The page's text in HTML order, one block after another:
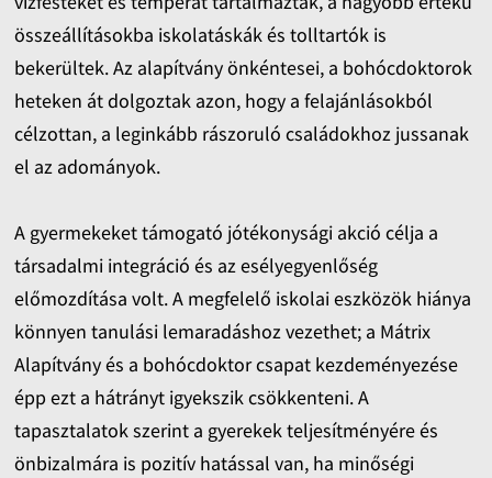
összeállításokba iskolatáskák és tolltartók is
bekerültek. Az alapítvány önkéntesei, a bohócdoktorok
heteken át dolgoztak azon, hogy a felajánlásokból
célzottan, a leginkább rászoruló családokhoz jussanak
el az adományok.
A gyermekeket támogató jótékonysági akció célja a
társadalmi integráció és az esélyegyenlőség
előmozdítása volt. A megfelelő iskolai eszközök hiánya
könnyen tanulási lemaradáshoz vezethet; a Mátrix
Alapítvány és a bohócdoktor csapat kezdeményezése
épp ezt a hátrányt igyekszik csökkenteni. A
tapasztalatok szerint a gyerekek teljesítményére és
önbizalmára is pozitív hatással van, ha minőségi